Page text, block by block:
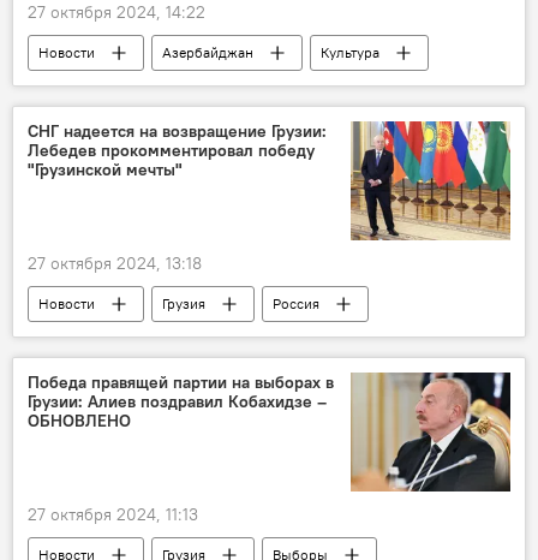
27 октября 2024, 14:22
Новости Азербайджан
Культура
Театр
Ильгар Сафат
Антон Павлович Чехов
Пьеса
Баку
Азербайджанский государственный русский драматический театр имени Самеда Вургуна
СНГ надеется на возвращение Грузии:
Лебедев прокомментировал победу
"Грузинской мечты"
27 октября 2024, 13:18
Новости Грузия
Россия
СНГ
Южный Кавказ
Политика
Парламент
Выборы
Сергей Лебедев
Санкции
Победа правящей партии на выборах в
Грузии: Алиев поздравил Кобахидзе –
ОБНОВЛЕНО
27 октября 2024, 11:13
Новости Грузия
Выборы